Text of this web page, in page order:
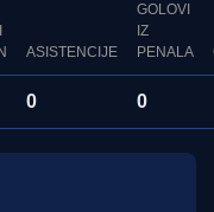
ASISTENCIJE
GOLOVI
IZ
PENALA
0 0